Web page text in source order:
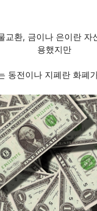
교환, 금이나 은이란 자
용했지만
동전이나 지폐란 화폐